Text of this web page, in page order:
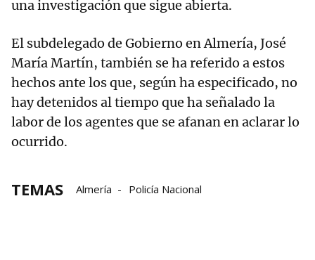
una investigación que sigue abierta.
El subdelegado de Gobierno en Almería, José
María Martín, también se ha referido a estos
hechos ante los que, según ha especificado, no
hay detenidos al tiempo que ha señalado la
labor de los agentes que se afanan en aclarar lo
ocurrido.
TEMAS Almería Policía Nacional